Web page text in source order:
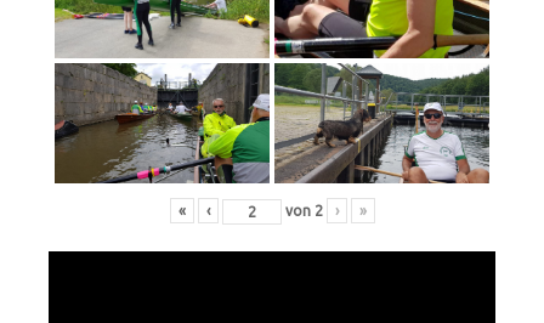
« ‹ von 2 › »